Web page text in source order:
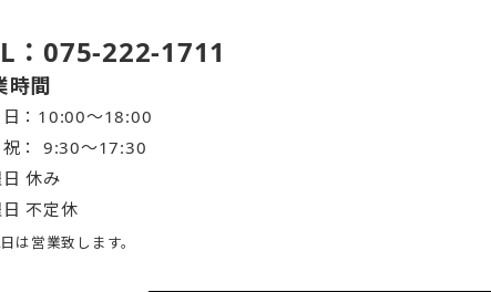
：075-222-1711
時間
：10:00～18:00
祝： 9:30〜17:30
休み
不定休
は営業致します。